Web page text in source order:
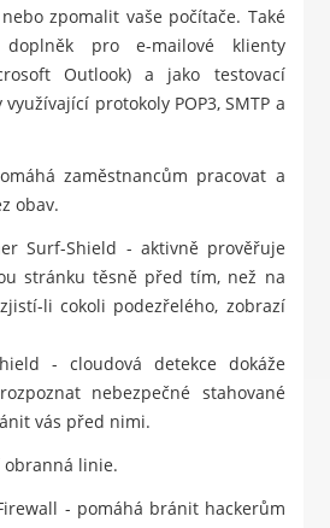
zpomalit vaše počítače. Také
pro e-mailové klienty
Outlook) a jako testovací
protokoly POP3, SMTP a
zaměstnancům pracovat a
obav.
Surf-Shield - aktivně prověřuje
stránku těsně před tím, než na
li cokoli podezřelého, zobrazí
- cloudová detekce dokáže
nebezpečné stahované
vás před nimi.
obranná linie.
- pomáhá bránit hackerům